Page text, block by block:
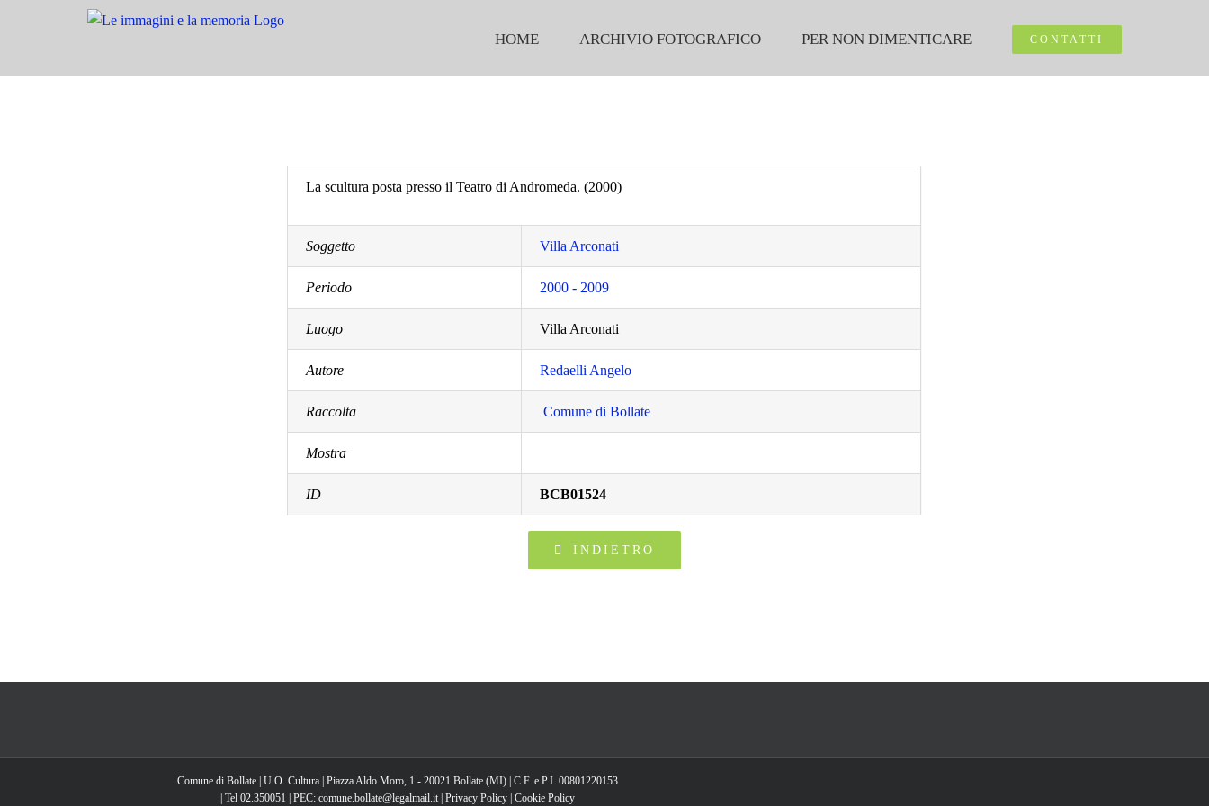
HOME ARCHIVIO FOTOGRAFICO PER NON DIMENTICARE CONTATTI
La scultura posta presso il Teatro di Andromeda. (2000)
Soggetto Villa Arconati
Periodo 2000 - 2009
Luogo Villa Arconati
Autore Redaelli Angelo
Raccolta Comune di Bollate
Mostra
ID BCB01524
INDIETRO
Comune di Bollate | U.O. Cultura | Piazza Aldo Moro, 1 - 20021 Bollate (MI) | C.F. e P.I. 00801220153
| Tel 02.350051 | PEC: comune.bollate@legalmail.it | Privacy Policy Cookie Policy